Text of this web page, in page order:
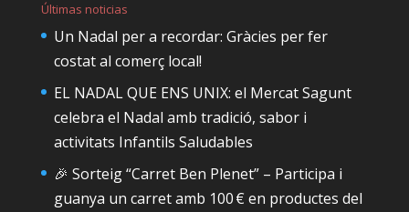
Últimas noticias
Un Nadal per a recordar: Gràcies per fer
costat al comerç local!
EL NADAL QUE ENS UNIX: el Mercat Sagunt
celebra el Nadal amb tradició, sabor i
activitats Infantils Saludables
🎉 Sorteig “Carret Ben Plenet” – Participa i
guanya un carret amb 100 € en productes del